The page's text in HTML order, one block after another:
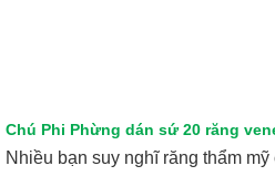
Chú Phi Phừng dán sứ 20 răng
Nhiều bạn suy nghĩ răng thẩm